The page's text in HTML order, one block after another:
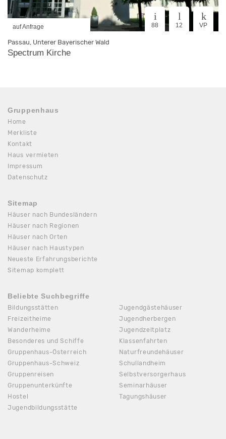
auf Anfrage 88 12 VP
Passau, Unterer Bayerischer Wald
Spectrum Kirche
Gruppenhaus
Home
Merkliste
Kontakt
Haus vermieten
Impressum
Datenschutz
Sitemap
Häuser nach Bundesländern
Häuser nach Regionen
Häuser nach Orten
Häuser nach Haustypen
Neueste Erfahrungsberichte
Sitemap komplett
Beliebte Suchbegriffe
Bildungsstätten
Freizeitheime
Wanderheime
Besonderes und Schiffe
Gruppenhaus-Österreich
Gruppenhaus-Schweiz
Gruppenreisen
Gruppenunterkünfte
Hostel
Jugendbildungsstätte
Jugendgästehäuser
Jugendherbergen
Jugendzeltplatz
Klassenfahrten
Naturfreundehäuser
Schullandheim
Selbstversorgerhaus
Seminarhäuser
Tagungshäuser